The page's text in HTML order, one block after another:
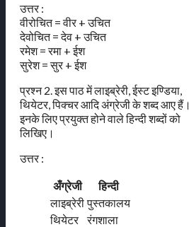
उत्तर :
वीरोचित = वीर + उचित
देवोचित = देव + उचित
रमेश = रमा + ईश
सुरेश = सुर + ईश
प्रश्न 2. इस पाठ में लाइब्रेरी, ईस्ट इण्डिया,
थियेटर, पिक्चर आदि अंग्रेजी के शब्द आए हैं।
इनके लिए प्रयुक्त होने वाले हिन्दी शब्दों को
लिखिए।
उत्तर :
अँग्रेजी
हिन्दी
लाइब्रेरी पुस्तकालय
थियेटर
रंगशाला